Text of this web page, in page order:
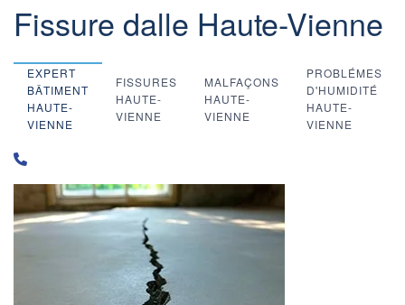
Fissure dalle Haute-Vienne
EXPERT
BÂTIMENT
HAUTE-
VIENNE
FISSURES
HAUTE-
VIENNE
MALFAÇONS
HAUTE-
VIENNE
PROBLÉMES
D'HUMIDITÉ
HAUTE-
VIENNE